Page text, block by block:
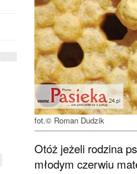
fot.© Roman Dudzik
Otóż jeżeli rodzina
młodym czerwiu